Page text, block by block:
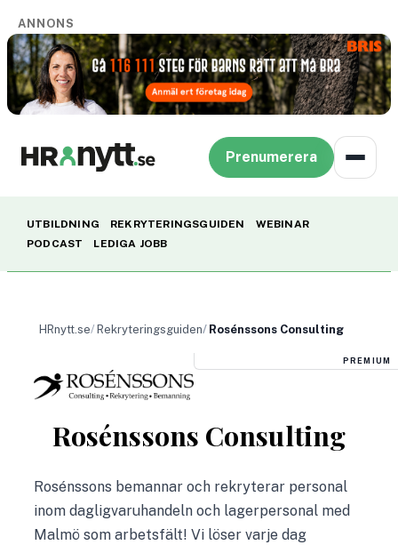
ANNONS
Prenumerera
UTBILDNING REKRYTERINGSGUIDEN
WEBINAR
PODCAST
LEDIGA JOBB
HRnytt.se Rekryteringsguiden Rosénssons Consulting
PREMIUM
Rosénssons Consulting
Rosénssons bemannar och rekryterar personal
inom dagligvaruhandeln och lagerpersonal med
Malmö som arbetsfält! Vi löser varje dag